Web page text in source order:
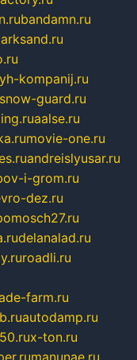
bandamn.ru
kompanij.ru
snow-guard.ru
aalse.ru
movie-one.ru
andreislyusar.ru
i-grom.ru
dez.ru
delanalad.ru
roadli.ru
farm.ru
autodamp.ru
x-ton.ru